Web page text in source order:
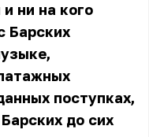
ни на кого
Барских
поступках,
до сих